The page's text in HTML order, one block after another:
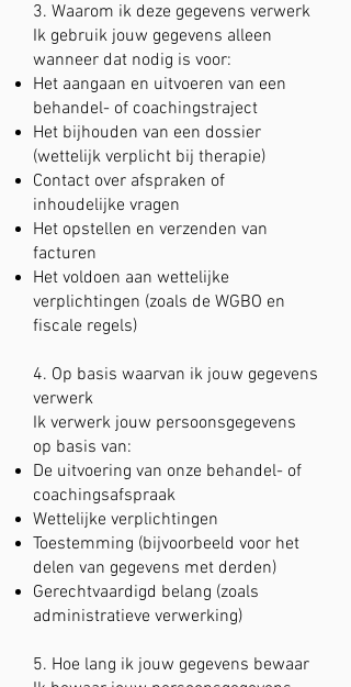
3. Waarom ik deze gegevens verwerk
Ik gebruik jouw gegevens alleen
wanneer dat nodig is voor:
Het aangaan en uitvoeren van een
behandel- of coachingstraject
Het bijhouden van een dossier
(wettelijk verplicht bij therapie)
Contact over afspraken of
inhoudelijke vragen
Het opstellen en verzenden van
facturen
Het voldoen aan wettelijke
verplichtingen (zoals de WGBO en
fiscale regels)
4. Op basis waarvan ik jouw gegevens
verwerk
Ik verwerk jouw persoonsgegevens
op basis van:
De uitvoering van onze behandel- of
coachingsafspraak
Wettelijke verplichtingen
Toestemming (bijvoorbeeld voor het
delen van gegevens met derden)
Gerechtvaardigd belang (zoals
administratieve verwerking)
5. Hoe lang ik jouw gegevens bewaar